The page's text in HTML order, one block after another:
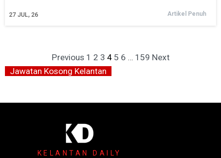
27 JUL, 26 Artikel Penuh
Previous 1 2 3 4 5 6 … 159 Next
Jawatan Kosong Kelantan
KELANTAN DAILY